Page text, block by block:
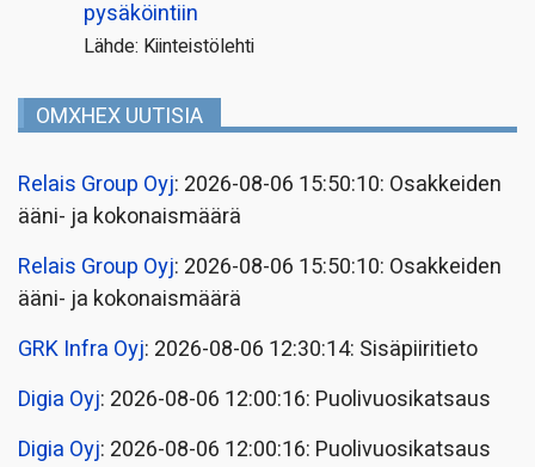
pysäköintiin
Lähde: Kiinteistölehti
OMXHEX UUTISIA
Relais Group Oyj: 2026-08-06 15:50:10: Osakkeiden
ääni- ja kokonaismäärä
Relais Group Oyj: 2026-08-06 15:50:10: Osakkeiden
ääni- ja kokonaismäärä
GRK Infra Oyj: 2026-08-06 12:30:14: Sisäpiiritieto
Digia Oyj: 2026-08-06 12:00:16: Puolivuosikatsaus
Digia Oyj: 2026-08-06 12:00:16: Puolivuosikatsaus